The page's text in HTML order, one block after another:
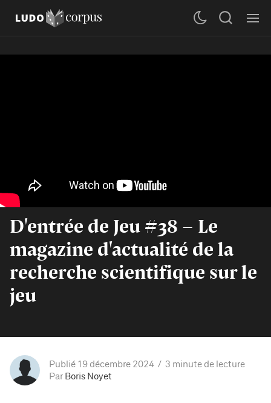
D'entrée de Jeu #38 - Le
magazine d'actualité de la
recherche scientifique sur le
jeu
Publié 19 décembre 2024
3 minute de lecture
Par Boris Noyet